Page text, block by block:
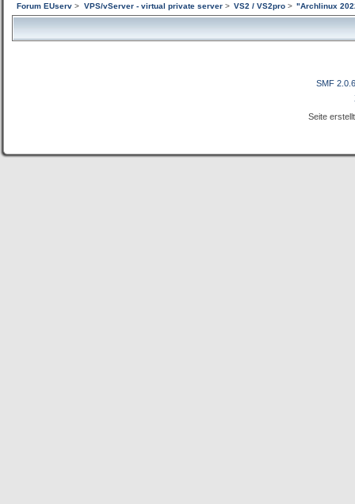
Forum EUserv > VPS/vServer - virtual private server> VS2 / VS2pro> "Archlinux
SMF 2.0.6
Seite